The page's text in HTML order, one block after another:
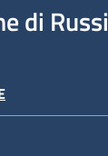
di Russi